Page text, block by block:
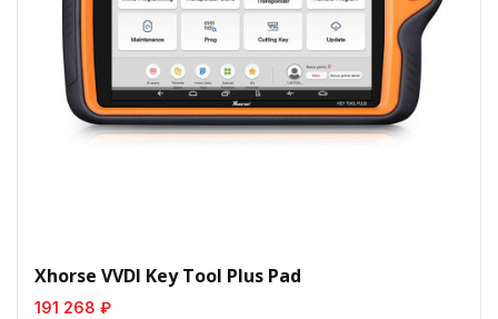
Xhorse VVDI Key Tool Plus Pad
191 268 ₽